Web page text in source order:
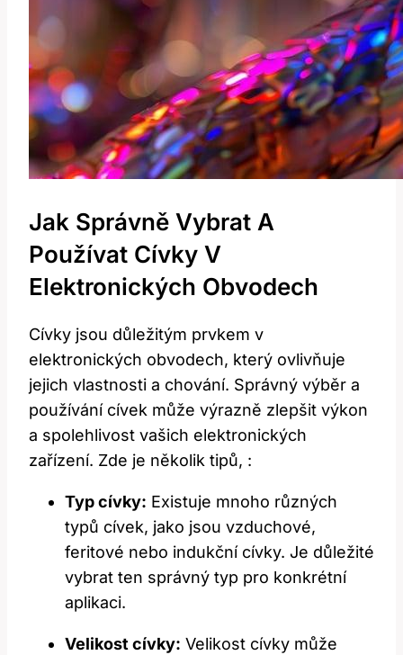
Jak Správně Vybrat A
Používat Cívky V
Elektronických Obvodech
Cívky jsou důležitým prvkem v
elektronických obvodech, který ovlivňuje
jejich vlastnosti a chování. Správný výběr a
používání cívek může výrazně zlepšit výkon
a spolehlivost vašich elektronických
zařízení. Zde je několik tipů, :
Typ cívky: Existuje mnoho různých
typů cívek, jako jsou vzduchové,
feritové nebo indukční cívky. Je důležité
vybrat ten správný typ pro konkrétní
aplikaci.
Velikost cívky: Velikost cívky může